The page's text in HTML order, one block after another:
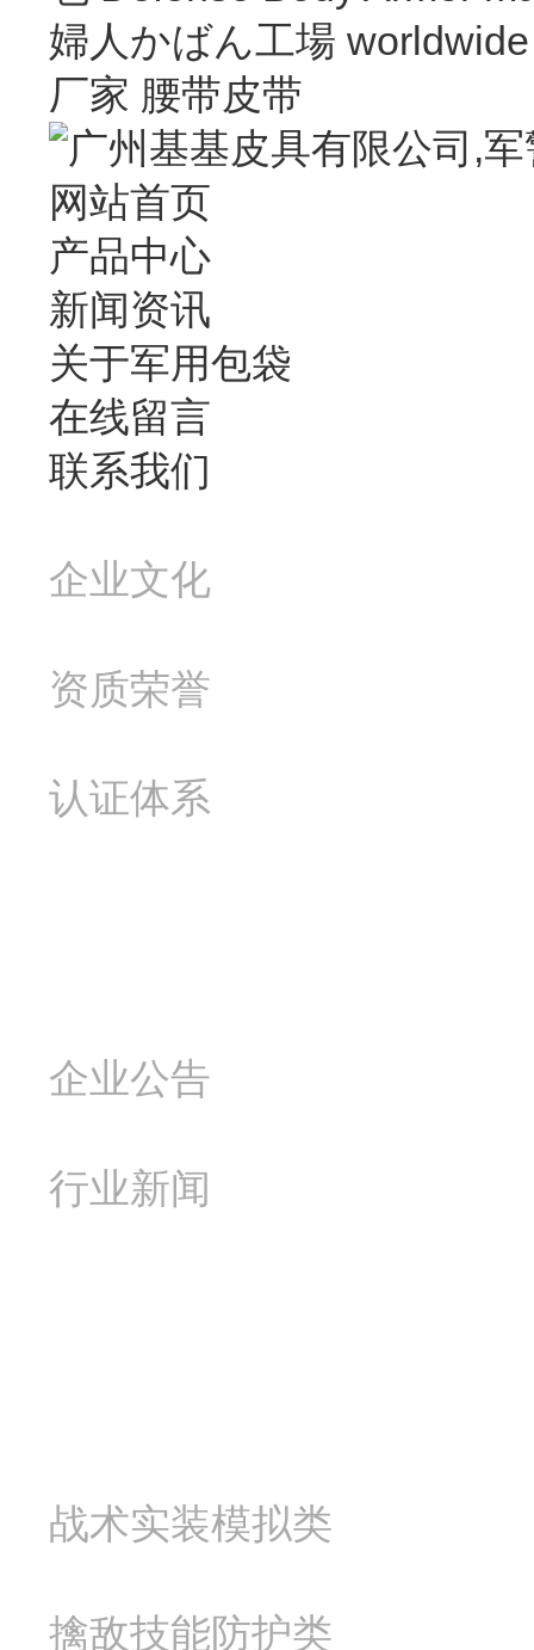
婦人かばん工場 worldwide
厂家 腰带皮带
网站首页
产品中心
新闻资讯
关于军用包袋
在线留言
联系我们
企业文化
资质荣誉
认证体系
企业公告
行业新闻
战术实装模拟类
擒敌技能防护类